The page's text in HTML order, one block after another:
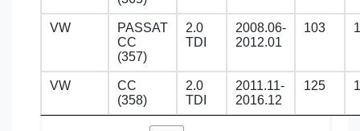
VW
PASSAT
CC
(357)
2.0
TDI
2008.06-
2012.01
103
VW
CC
(358)
2.0
TDI
2011.11-
2016.12
125